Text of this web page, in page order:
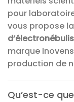
pour
vous propose la
marque
production de
Qu’est-ce